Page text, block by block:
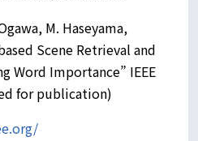
M. Haseyama,
Scene Retrieval and
Word Importance” IEEE
for publication)